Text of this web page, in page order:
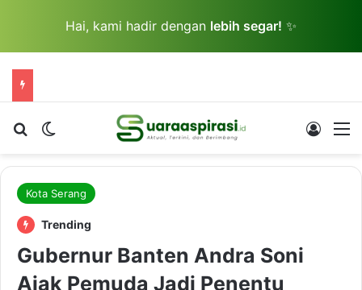
Hai, kami hadir dengan lebih segar! ✨
Cari berita...Switch skin Log In
Kota Serang
Trending
Gubernur Banten Andra Soni
Ajak Pemuda Jadi Penentu